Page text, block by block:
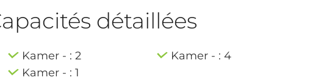
détaillées
Kamer - : 2
Kamer - : 4
Kamer - : 1